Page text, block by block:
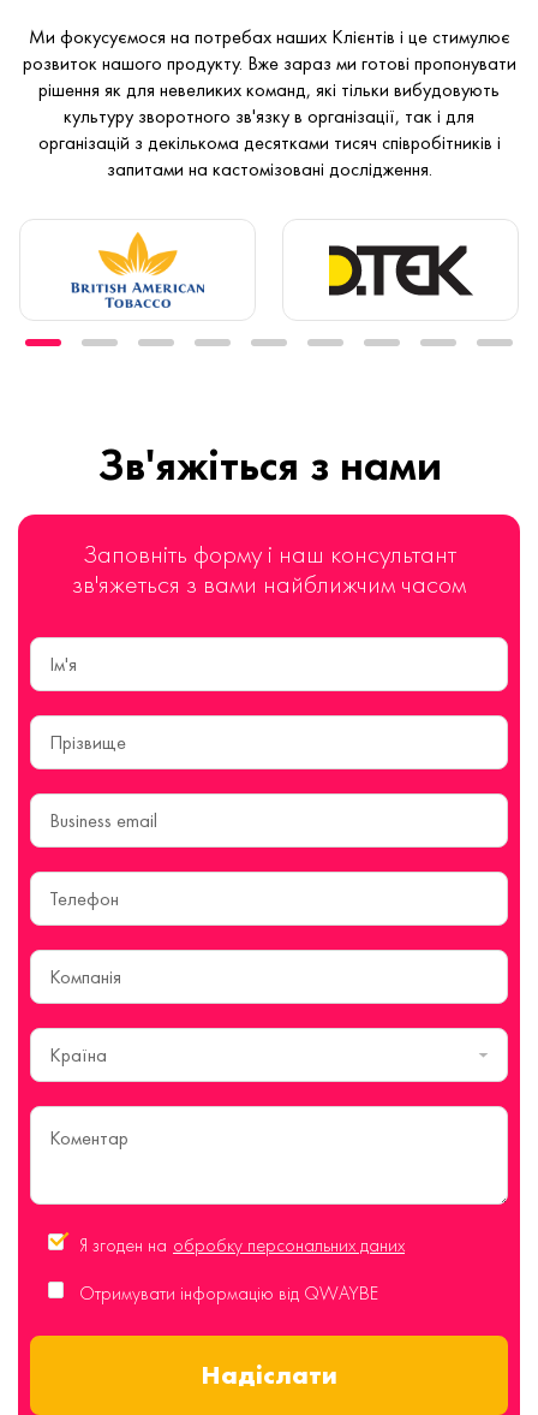
Ми фокусуємося на потребах наших Клієнтів і це стимулює
розвиток нашого продукту. Вже зараз ми готові пропонувати
рішення як для невеликих команд, які тільки вибудовують
культуру зворотного зв'язку в організації, так і для
організацій з декількома десятками тисяч співробітників і
запитами на кастомізовані дослідження.
Зв'яжіться з нами
Заповніть форму і наш консультант
зв'яжеться з вами найближчим часом
Країна
Я згоден на обробку персональних даних
Отримувати інформацію від QWAYBE
Надіслати